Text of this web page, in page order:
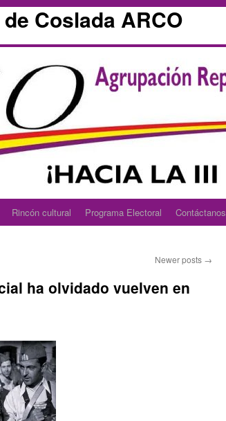
Coslada ARCO
Rincón cultural Programa Electoral Contáctanos
Newer posts →
ha olvidado vuelven en